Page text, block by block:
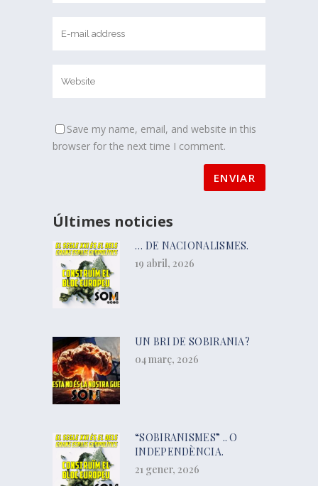
Save my name, email, and website in this
browser for the next time I comment.
Últimes noticies
… DE NACIONALISMES.
19 abril, 2026
UN BRI DE SOBIRANIA?
04 març, 2026
“SOBIRANISMES” .. O
INDEPENDÈNCIA.
21 gener, 2026